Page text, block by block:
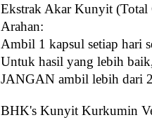
Ekstrak Akar Kunyit
Arahan:
Ambil 1 kapsul setiap hari
Untuk hasil yang lebih
JANGAN ambil lebih dari
BHK's Kunyit Kurkumin